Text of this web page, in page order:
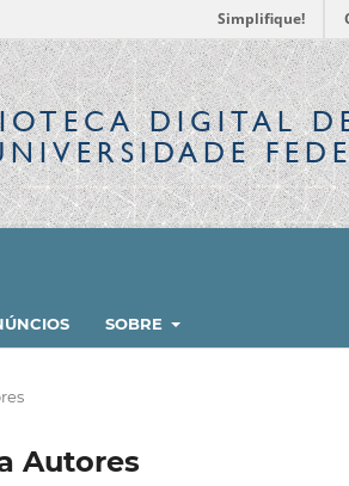
Simplifique!
DIGITAL
SOBRE
Autores